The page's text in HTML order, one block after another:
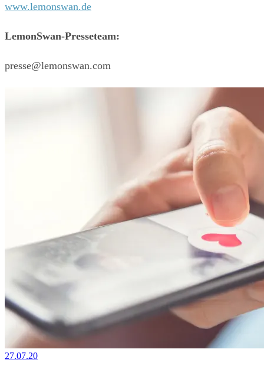
www.lemonswan.de
LemonSwan-Presseteam:
presse@lemonswan.com
27.07.20